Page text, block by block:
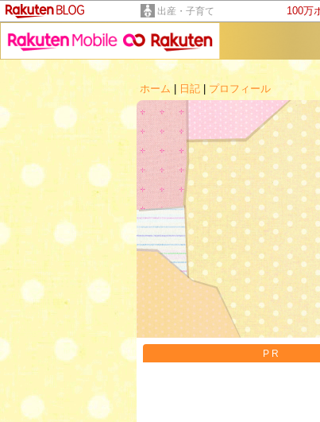
出産・子育て 100万
ホーム 日記 プロフィール
PR